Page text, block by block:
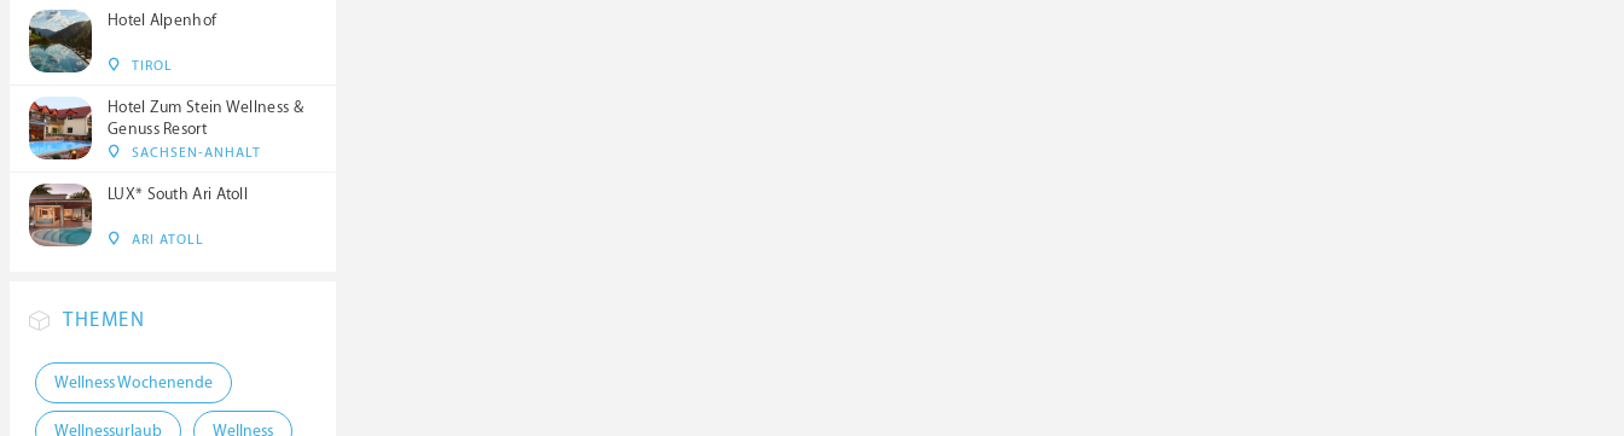
Hotel Alpenhof
TIROL
Hotel Zum Stein Wellness &
Genuss Resort
SACHSEN-ANHALT
LUX* South Ari Atoll
ARI ATOLL
THEMEN
Wellness Wochenende
Wellnessurlaub Wellness